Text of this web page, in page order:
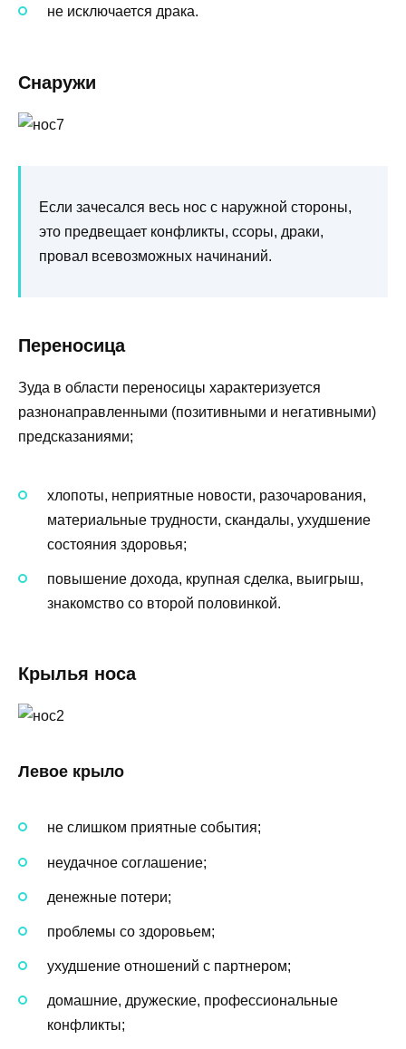
не исключается драка.
Снаружи
Если зачесался весь нос с наружной стороны,
это предвещает конфликты, ссоры, драки,
провал всевозможных начинаний.
Переносица
Зуда в области переносицы характеризуется
разнонаправленными (позитивными и негативными)
предсказаниями;
хлопоты, неприятные новости, разочарования,
материальные трудности, скандалы, ухудшение
состояния здоровья;
повышение дохода, крупная сделка, выигрыш,
знакомство со второй половинкой.
Крылья носа
Левое крыло
не слишком приятные события;
неудачное соглашение;
денежные потери;
проблемы со здоровьем;
ухудшение отношений с партнером;
домашние, дружеские, профессиональные
конфликты;